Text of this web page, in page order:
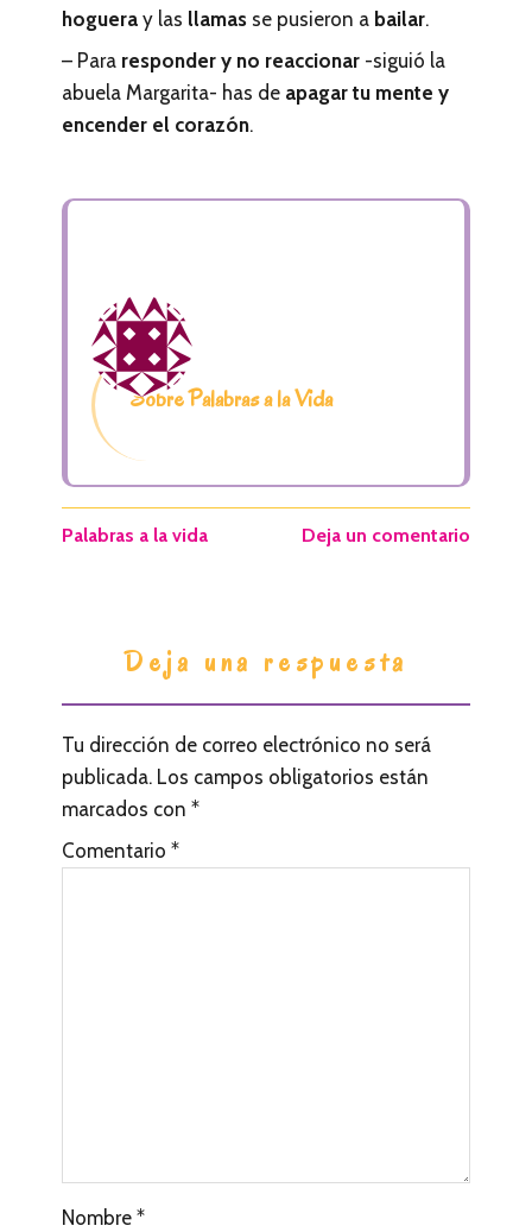
hoguera y las llamas se pusieron a bailar.
– Para responder y no reaccionar -siguió la
abuela Margarita- has de apagar tu mente y
encender el corazón.
Sobre Palabras a la Vida
Palabras a la vida Deja un comentario
Deja una respuesta
Tu dirección de correo electrónico no será
publicada. Los campos obligatorios están
marcados con*
Comentario*
Nombre*